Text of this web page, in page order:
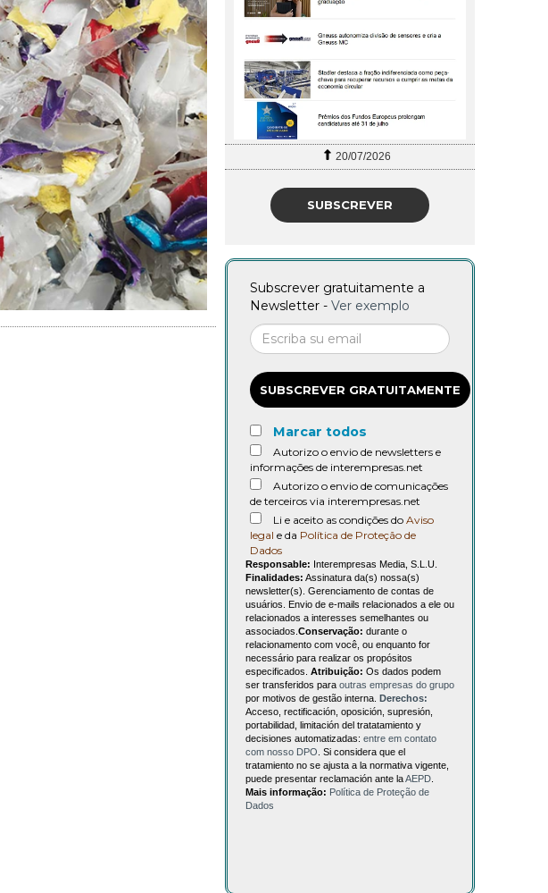
27/07/2026 20/07/2026
SUBSCREVER
Subscrever gratuitamente a
Newsletter - Ver exemplo
SUBSCREVER GRATUITAMENTE
Marcar todos
Autorizo o envio de newsletters e
informações de interempresas.net
Autorizo o envio de comunicações
de terceiros via interempresas.net
Li e aceito as condições do Aviso
legal e da Política de Proteção de
Dados
Responsable: Interempresas Media, S.L.U.
Finalidades: Assinatura da(s) nossa(s)
newsletter(s). Gerenciamento de contas de
usuários. Envio de e-mails relacionados a ele ou
relacionados a interesses semelhantes ou
associados. Conservação: durante o
relacionamento com você, ou enquanto for
necessário para realizar os propósitos
especificados. Atribuição: Os dados podem
ser transferidos para outras empresas do grupo
por motivos de gestão interna. Derechos:
Acceso, rectificación, oposición, supresión,
portabilidad, limitación del tratatamiento y
decisiones automatizadas: entre em contato
com nosso DPO . Si considera que el
tratamiento no se ajusta a la normativa vigente,
puede presentar reclamación ante laAEPD
Mais informação: Política de Proteção de
Dados